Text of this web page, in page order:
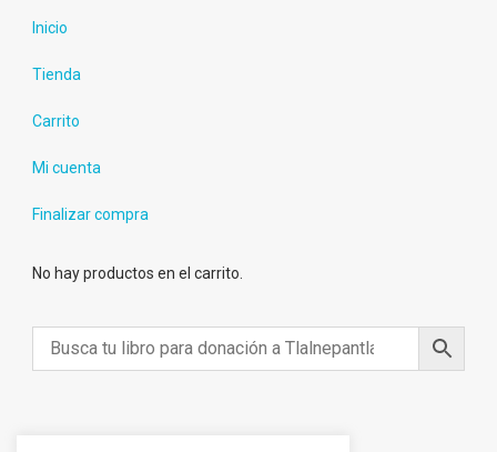
Inicio
Tienda
Carrito
Mi cuenta
Finalizar compra
No hay productos en el carrito.